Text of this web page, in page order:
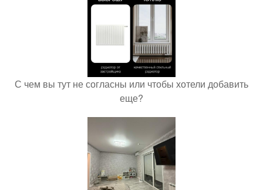
С чем вы тут не согласны или чтобы хотели добавить
еще?